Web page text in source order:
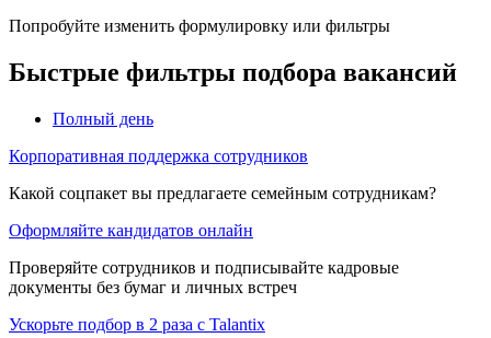
Попробуйте изменить формулировку или фильтры
Быстрые фильтры подбора вакансий
Полный день
Корпоративная поддержка сотрудников
Какой соцпакет вы предлагаете семейным сотрудникам?
Оформляйте кандидатов онлайн
Проверяйте сотрудников и подписывайте кадровые
документы без бумаг и личных встреч
Ускорьте подбор в 2 раза с Talantix